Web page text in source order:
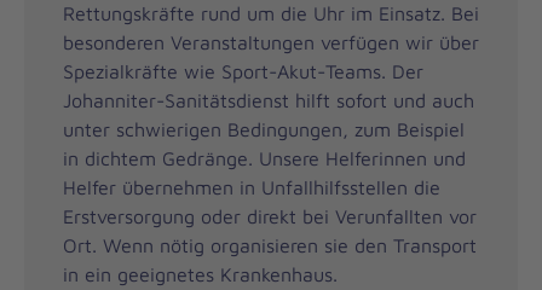
Rettungskräfte rund um die Uhr im Einsatz. Bei
besonderen Veranstaltungen verfügen wir über
Spezialkräfte wie Sport-Akut-Teams. Der
Johanniter-Sanitätsdienst hilft sofort und auch
unter schwierigen Bedingungen, zum Beispiel
in dichtem Gedränge. Unsere Helferinnen und
Helfer übernehmen in Unfallhilfsstellen die
Erstversorgung oder direkt bei Verunfallten vor
Ort. Wenn nötig organisieren sie den Transport
in ein geeignetes Krankenhaus.